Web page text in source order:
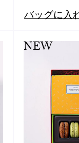
バッグに入
NEW